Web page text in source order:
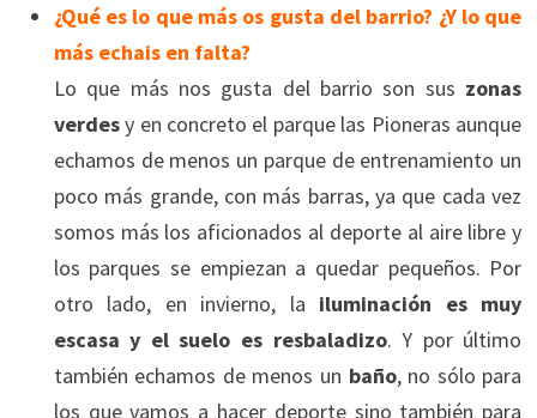
¿Qué es lo que más os gusta del barrio? ¿Y lo que
más echais en falta?
Lo que más nos gusta del barrio son sus zonas
verdesy en concreto el parque las Pioneras aunque
echamos de menos un parque de entrenamiento un
poco más grande, con más barras, ya que cada vez
somos más los aficionados al deporte al aire libre y
los parques se empiezan a quedar pequeños. Por
otro lado, en invierno, la iluminación es muy
escasa y el suelo es resbaladizo. Y por último
también echamos de menos un baño, no sólo para
los que vamos a hacer deporte sino también para